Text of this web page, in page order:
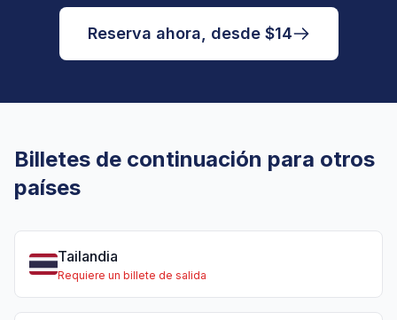
Reserva ahora, desde $14
Billetes de continuación para otros
países
Tailandia
Requiere un billete de salida